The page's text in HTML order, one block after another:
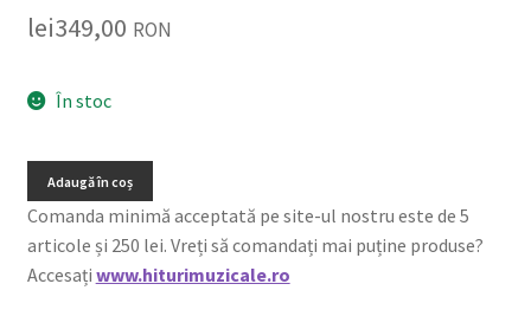
lei349,00 RON
În stoc
Adaugă în coș
Comanda minimă acceptată pe site-ul nostru este de 5
articole și 250 lei. Vreți să comandați mai puține produse?
Accesați www.hiturimuzicale.ro